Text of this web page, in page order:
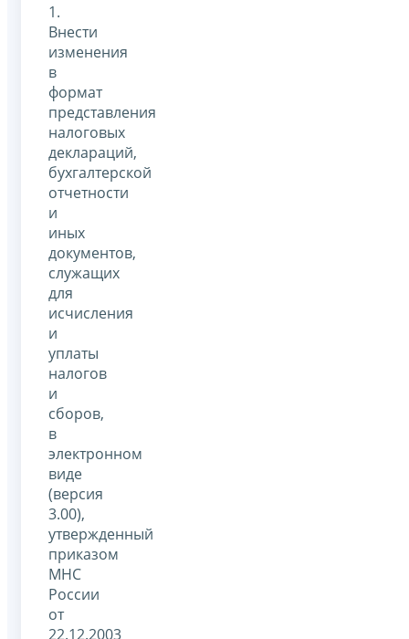
1.
Внести
изменения
в
формат
представления
налоговых
деклараций,
бухгалтерской
отчетности
и
иных
документов,
служащих
для
исчисления
и
уплаты
налогов
и
сборов,
в
электронном
виде
(версия
3.00),
утвержденный
приказом
МНС
России
от
22.12.2003